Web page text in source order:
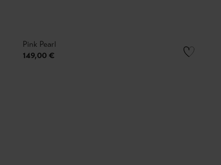
Pink Pearl
149,00 €